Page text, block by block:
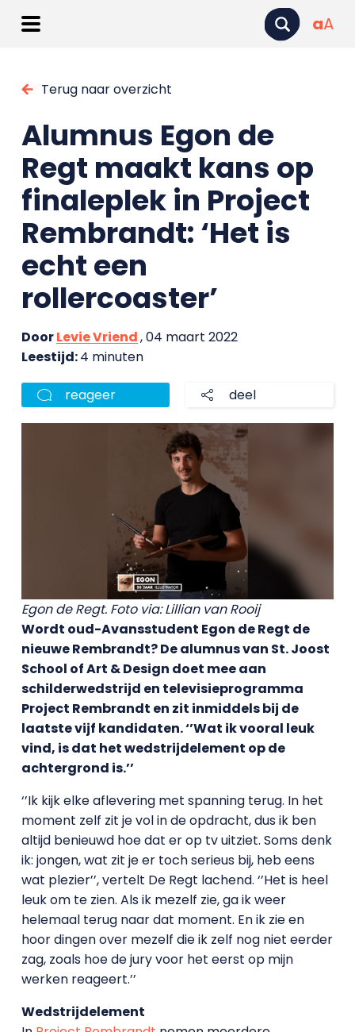
aA
Terug naar overzicht
Alumnus Egon de
Regt maakt kans op
finaleplek in Project
Rembrandt: ‘Het is
echt een
rollercoaster’
DoorLevie Vriend, 04 maart 2022
Leestijd:4 minuten
reageer deel
Egon de Regt. Foto via: Lillian van Rooij
Wordt oud-Avansstudent Egon de Regt de
nieuwe Rembrandt? De alumnus van St. Joost
School of Art & Design doet mee aan
schilderwedstrijd en televisieprogramma
Project Rembrandt en zit inmiddels bij de
laatste vijf kandidaten. ‘’Wat ik vooral leuk
vind, is dat het wedstrijdelement op de
achtergrond is.’’
‘’Ik kijk elke aflevering met spanning terug. In het
moment zelf zit je vol in de opdracht, dus ik ben
altijd benieuwd hoe dat er op tv uitziet. Soms denk
ik: jongen, wat zit je er toch serieus bij, heb eens
wat plezier’’, vertelt De Regt lachend. ‘’Het is heel
leuk om te zien. Als ik mezelf zie, ga ik weer
helemaal terug naar dat moment. En ik zie en
hoor dingen over mezelf die ik zelf nog niet eerder
zag, zoals hoe de jury voor het eerst op mijn
werken reageert.’’
Wedstrijdelement